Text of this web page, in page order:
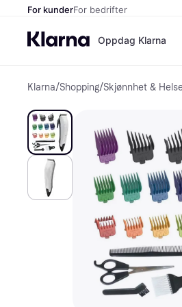
For kunderFor bedrifter
Oppdag Klarna
Klarna/Shopping/Skjønnhet &